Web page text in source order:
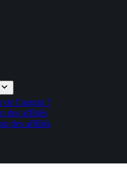
de l’argent ?
des affiliés
des affiliés